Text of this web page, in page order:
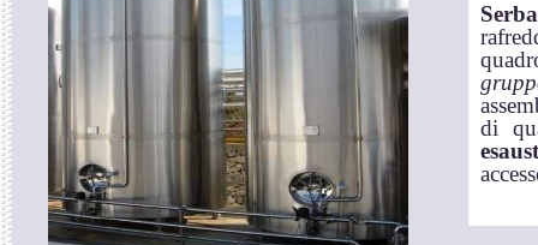
di